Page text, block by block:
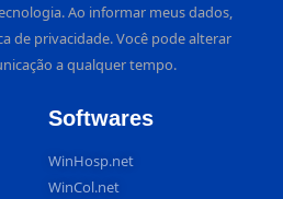
Ao informar meus dados,
de privacidade. Você pode alterar
a qualquer tempo.
Softwares
WinHosp.net
WinCol.net